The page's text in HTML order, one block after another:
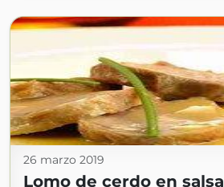
26 marzo 2019
Lomo de cerdo en salsa